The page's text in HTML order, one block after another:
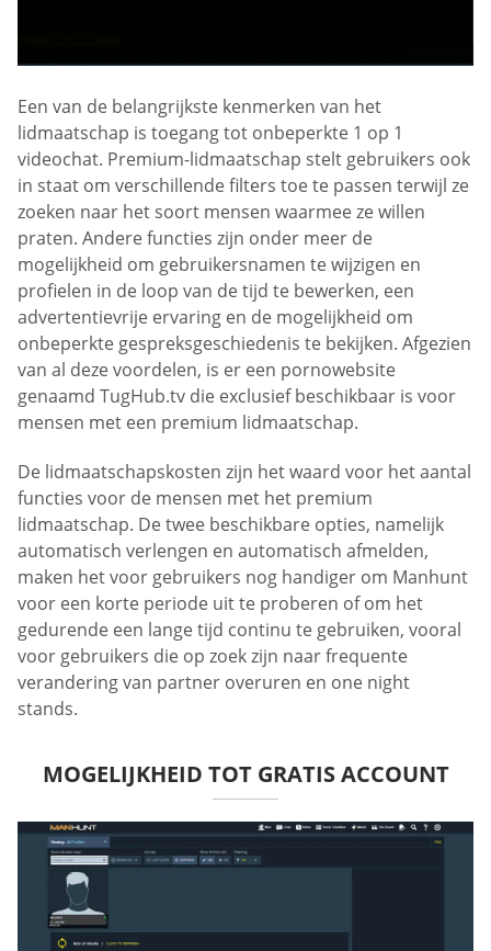
Een van de belangrijkste kenmerken van het
lidmaatschap is toegang tot onbeperkte 1 op 1
videochat. Premium-lidmaatschap stelt gebruikers ook
in staat om verschillende filters toe te passen terwijl ze
zoeken naar het soort mensen waarmee ze willen
praten. Andere functies zijn onder meer de
mogelijkheid om gebruikersnamen te wijzigen en
profielen in de loop van de tijd te bewerken, een
advertentievrije ervaring en de mogelijkheid om
onbeperkte gespreksgeschiedenis te bekijken. Afgezien
van al deze voordelen, is er een pornowebsite
genaamd TugHub.tv die exclusief beschikbaar is voor
mensen met een premium lidmaatschap.
De lidmaatschapskosten zijn het waard voor het aantal
functies voor de mensen met het premium
lidmaatschap. De twee beschikbare opties, namelijk
automatisch verlengen en automatisch afmelden,
maken het voor gebruikers nog handiger om Manhunt
voor een korte periode uit te proberen of om het
gedurende een lange tijd continu te gebruiken, vooral
voor gebruikers die op zoek zijn naar frequente
verandering van partner overuren en one night
stands.
MOGELIJKHEID TOT GRATIS ACCOUNT